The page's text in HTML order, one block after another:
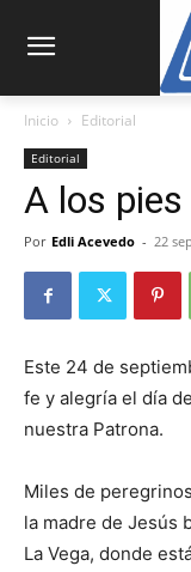
Inicio Editorial
Editorial
A los
Por Edli Acevedo - 22
Este 24 de
fe y alegría el día
nuestra Patrona.
Miles de
la madre de Jesús
La Vega, donde